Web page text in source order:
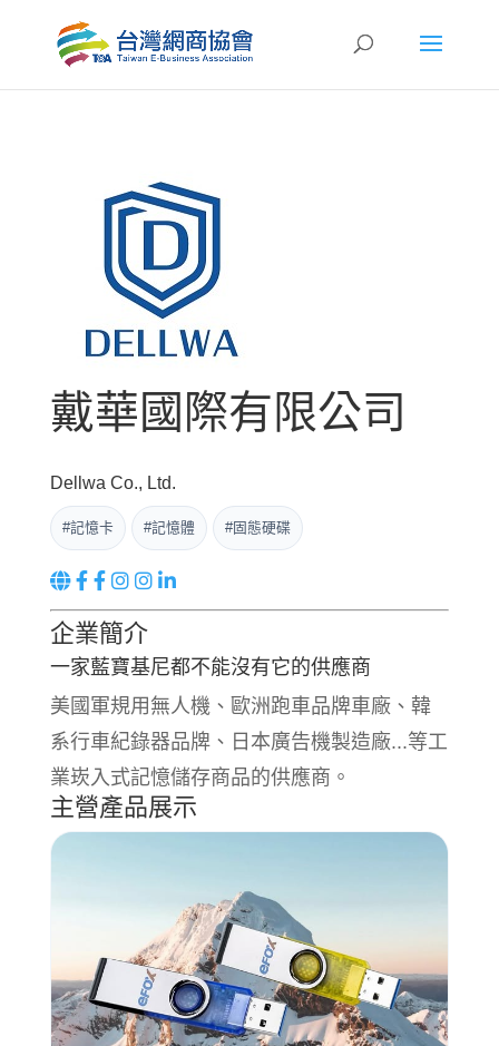
戴華國際有限公司
Dellwa Co., Ltd.
#記憶卡 #記憶體 #固態硬碟
企業簡介
一家藍寶基尼都不能沒有它的供應商
美國軍規用無人機、歐洲跑車品牌車廠、韓
系行車紀錄器品牌、日本廣告機製造廠...等工
業崁入式記憶儲存商品的供應商。
主營產品展示